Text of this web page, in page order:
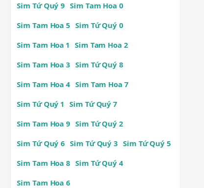
Sim Tứ Quý 9 Sim Tam Hoa 0
Sim Tam Hoa 5 Sim Tứ Quý 0
Sim Tam Hoa 1
Sim Tam Hoa 2
Sim Tam Hoa 3 Sim Tứ Quý 8
Sim Tam Hoa 4 Sim Tam Hoa 7
Sim Tứ Quý 1
Sim Tứ Quý 7
Sim Tam Hoa 9 Sim Tứ Quý 2
Sim Tứ Quý 6 Sim Tứ Quý 3 Sim Tứ Quý 5
Sim Tam Hoa 8 Sim Tứ Quý 4
Sim Tam Hoa 6